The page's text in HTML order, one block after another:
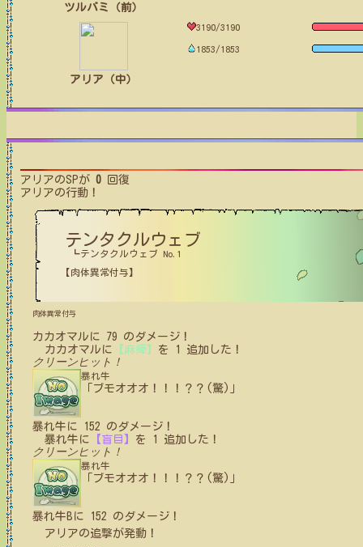
ツルバミ（前）
アリア（中）
3190/3190
1853/1853
アリアのSPが 0 回復
アリアの行動！
テンタクルウェブ
┗テンタクルウェブ No.1
【肉体異常付与】
肉体異常付与
カカオマル に 79 のダメージ！
カカオマル に 【麻痺】 を 1 追加した！
クリーンヒット！
暴れ牛
「ブモオオオ！！！？？(驚)」
暴れ牛 に 152 のダメージ！
暴れ牛 に 【盲目】 を 1 追加した！
クリーンヒット！
暴れ牛
「ブモオオオ！！！？？(驚)」
暴れ牛B に 152 のダメージ！
アリアの追撃が発動！